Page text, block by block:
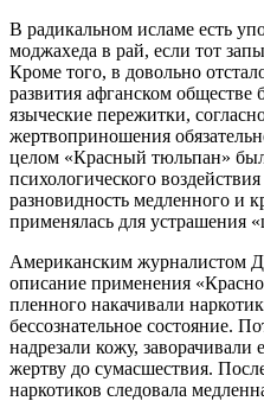
В радикальном исламе есть
моджахеда в рай, если тот
Кроме того, в довольно
развития афганском
языческие пережитки,
жертвоприношения
целом «Красный тюльпан»
психологического
разновидность медленного и
применялась для устрашения
Американским журналистом
описание применения
пленного накачивали
бессознательное состояние.
надрезали кожу,
жертву до сумасшествия.
наркотиков следовала